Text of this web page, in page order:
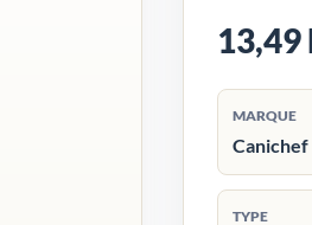
13,49
MARQUE
Canichef
TYPE